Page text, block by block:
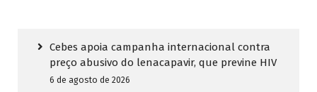
Cebes apoia campanha internacional contra
preço abusivo do lenacapavir, que previne HIV
6 de agosto de 2026